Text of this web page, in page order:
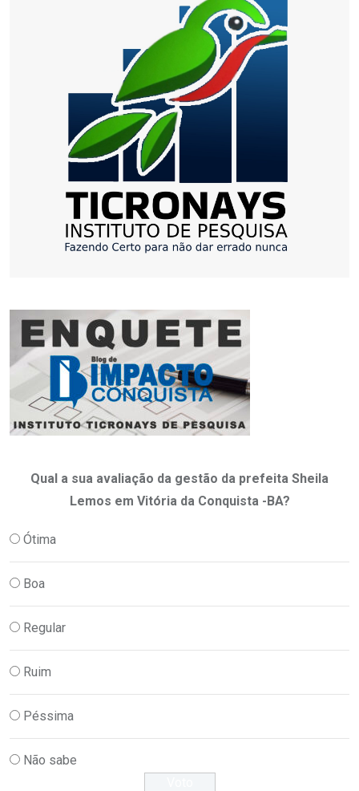
Qual a sua avaliação da gestão da prefeita Sheila
Lemos em Vitória da Conquista -BA?
Ótima
Boa
Regular
Ruim
Péssima
Não sabe